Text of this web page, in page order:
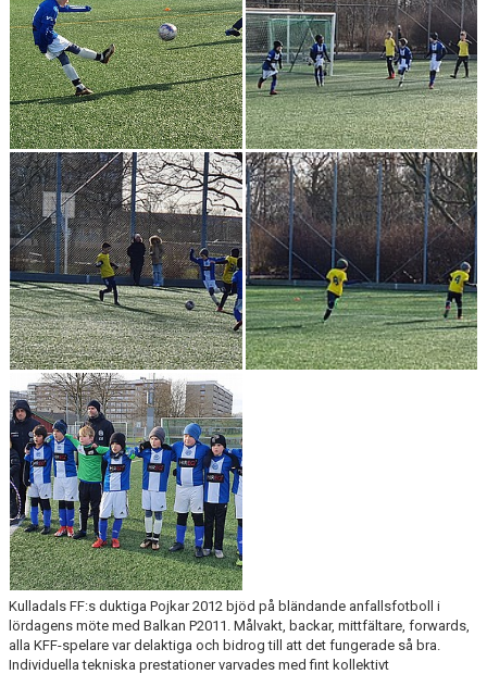
PROFILKLÄDER
KFF FACEBOOK
KFF INSTAGRAM
MEDLEM INTRESSEANMÄLAN
Kulladals FF:s duktiga Pojkar 2012 bjöd på bländande anfallsfotboll i
lördagens möte med Balkan P2011. Målvakt, backar, mittfältare, forwards,
alla KFF-spelare var delaktiga och bidrog till att det fungerade så bra.
Individuella tekniska prestationer varvades med fint kollektivt